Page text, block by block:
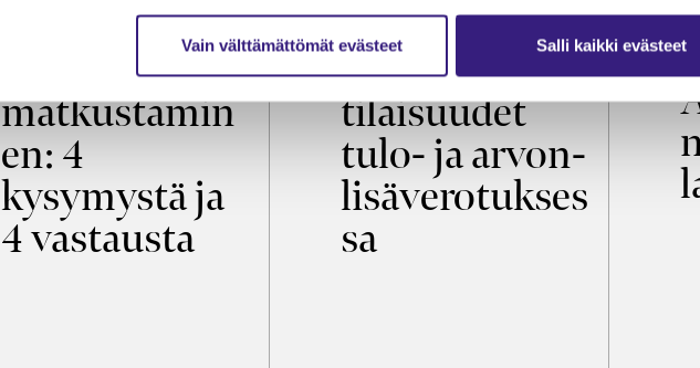
Vain välttämättömät evästeet Salli kaikki evästeet
Työaikalaki ja
matkustamin
en: 4
kysymystä ja
4 vastausta
VEROTUS
Virkistys­
tilaisuudet
tulo- ja arvon­
lisäverotukses
sa